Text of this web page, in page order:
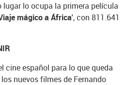
lo ocupa la primera película
mágico a África', con 811.641
cine español para lo que queda
nuevos filmes de Fernando